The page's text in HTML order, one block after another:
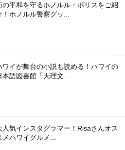
の平和を守るホノルル・ポリスをご紹
！ホノルル警察グッ...
ワイが舞台の小説も読める！ハワイの
本語図書館「天理文...
人気インスタグラマー！Risaさんオス
メハワイグルメ...